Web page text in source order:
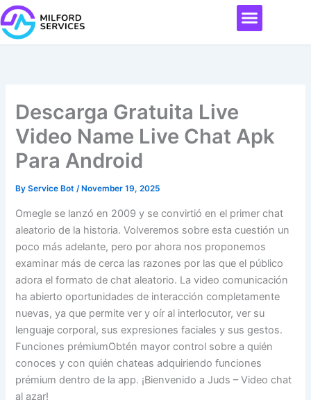
Skip
to
content
Menu
Descarga Gratuita Live
Video Name Live Chat Apk
Para Android
ByService Bot/ November 19, 2025
Omegle se lanzó en 2009 y se convirtió en el primer chat
aleatorio de la historia. Volveremos sobre esta cuestión un
poco más adelante, pero por ahora nos proponemos
examinar más de cerca las razones por las que el público
adora el formato de chat aleatorio. La video comunicación
ha abierto oportunidades de interacción completamente
nuevas, ya que permite ver y oír al interlocutor, ver su
lenguaje corporal, sus expresiones faciales y sus gestos.
Funciones prémiumObtén mayor control sobre a quién
conoces y con quién chateas adquiriendo funciones
prémium dentro de la app. ¡Bienvenido a Juds – Video chat
al azar!